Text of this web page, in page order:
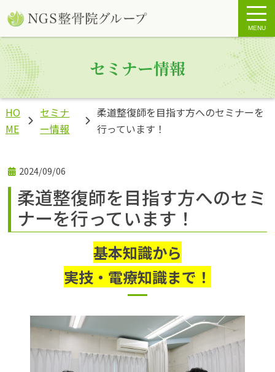
MENU
セミナー情報
HO
ME
セミナ
ー情報
柔道整復師を目指す方へのセミナーを
行っています！
2024/09/06
柔道整復師を目指す方へのセミ
ナーを行っています！
基本知識から
実技・電療知識まで！